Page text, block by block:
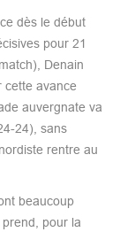
dès le début
pour 21
Denain
cette avance
auvergnate va
24), sans
rentre au
beaucoup
pour la